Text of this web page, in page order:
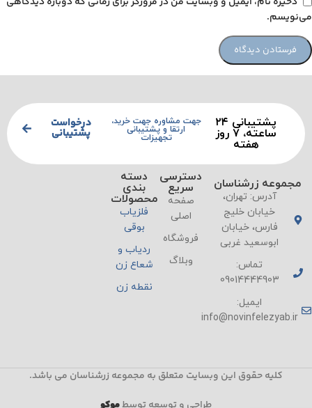
می‌نویسم.
پشتیبانی ۲۴
ساعته، ۷ روز
هفته
جهت مشاوره جهت خرید،
ارتقا و پشتیبانی
تجهیزات
درخواست
پشتیبانی
مجموعه زرشناسان
آدرس: تهران،
خیابان خلیج
فارس، خیابان
ابوسعید غربی
تماس:
09014444903
ایمیل:
info@novinfelezyab.ir
دسترسی
سریع
صفحه
اصلی
فروشگاه
وبلاگ
دسته
بندی
محصولات
فلزیاب
بوقی
ردیاب و
شعاع زن
نقطه زن
کلیه حقوق این وبسایت متعلق به مجموعه زرشناسان می باشد.